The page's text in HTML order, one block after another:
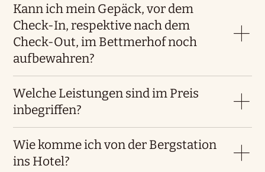
Kann ich mein Gepäck, vor dem
Check-In, respektive nach dem
Check-Out, im Bettmerhof noch
aufbewahren?
Welche Leistungen sind im Preis
inbegriffen?
Wie komme ich von der Bergstation
ins Hotel?